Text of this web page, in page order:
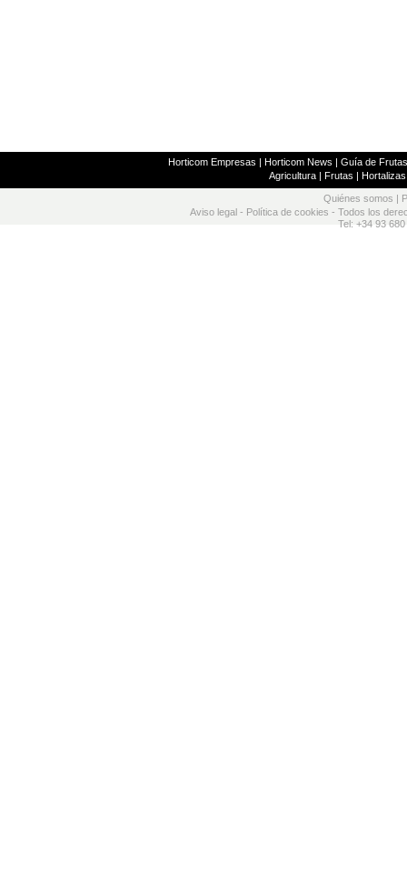
Horticom Empresas | Horticom News | Guía de
Agricultura| Frutas | Hortalizas
Quiénes somos
Aviso legal - Política de cookies - Todos los
Tel: +34 93